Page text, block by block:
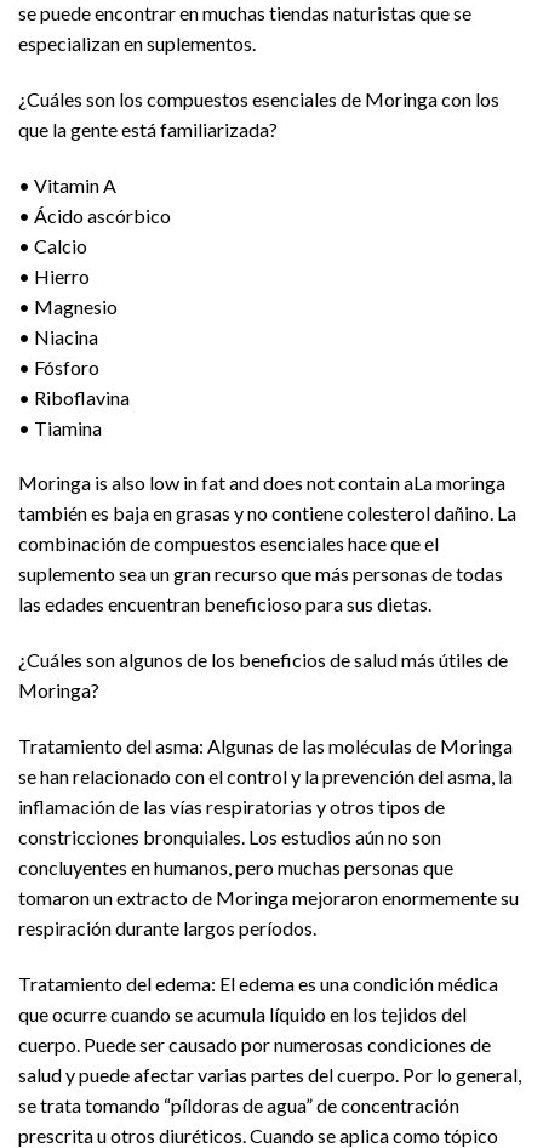
se puede encontrar en muchas tiendas naturistas que se
especializan en suplementos.
¿Cuáles son los compuestos esenciales de Moringa con los
que la gente está familiarizada?
• Vitamin A
• Ácido ascórbico
• Calcio
• Hierro
• Magnesio
• Niacina
• Fósforo
• Riboflavina
• Tiamina
Moringa is also low in fat and does not contain aLa moringa
también es baja en grasas y no contiene colesterol dañino. La
combinación de compuestos esenciales hace que el
suplemento sea un gran recurso que más personas de todas
las edades encuentran beneficioso para sus dietas.
¿Cuáles son algunos de los beneficios de salud más útiles de
Moringa?
Tratamiento del asma: Algunas de las moléculas de Moringa
se han relacionado con el control y la prevención del asma, la
inflamación de las vías respiratorias y otros tipos de
constricciones bronquiales. Los estudios aún no son
concluyentes en humanos, pero muchas personas que
tomaron un extracto de Moringa mejoraron enormemente su
respiración durante largos períodos.
Tratamiento del edema: El edema es una condición médica
que ocurre cuando se acumula líquido en los tejidos del
cuerpo. Puede ser causado por numerosas condiciones de
salud y puede afectar varias partes del cuerpo. Por lo general,
se trata tomando “píldoras de agua” de concentración
prescrita u otros diuréticos. Cuando se aplica como tópico